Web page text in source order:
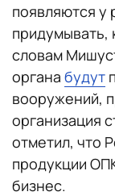
появляются у
придумывать,
словам
органа будут
вооружений,
организация
отметил, что
продукции
бизнес.